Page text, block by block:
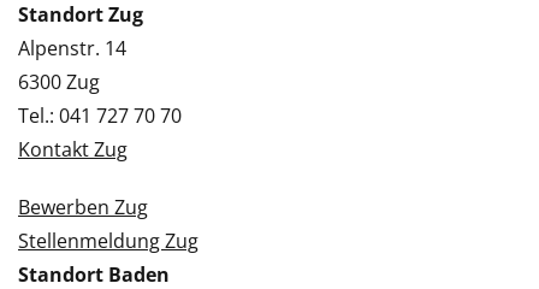
Standort Zug
Alpenstr. 14
6300 Zug
Tel.: 041 727 70 70
Kontakt Zug
Bewerben Zug
Stellenmeldung Zug
Standort Baden